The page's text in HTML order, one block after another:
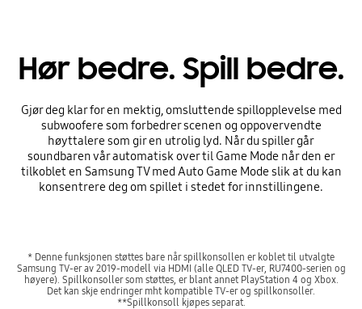
Hør bedre. Spill bedre.
Gjør deg klar for en mektig, omsluttende spillopplevelse med
subwoofere som forbedrer scenen og oppovervendte
høyttalere som gir en utrolig lyd. Når du spiller går
soundbaren vår automatisk over til Game Mode når den er
tilkoblet en Samsung TV med Auto Game Mode slik at du kan
konsentrere deg om spillet i stedet for innstillingene.
* Denne funksjonen støttes bare når spillkonsollen er koblet til utvalgte
Samsung TV-er av 2019-modell via HDMI (alle QLED TV-er, RU7400-serien og
høyere). Spillkonsoller som støttes, er blant annet PlayStation 4 og Xbox.
Det kan skje endringer mht kompatible TV-er og spillkonsoller.
**Spillkonsoll kjøpes separat.